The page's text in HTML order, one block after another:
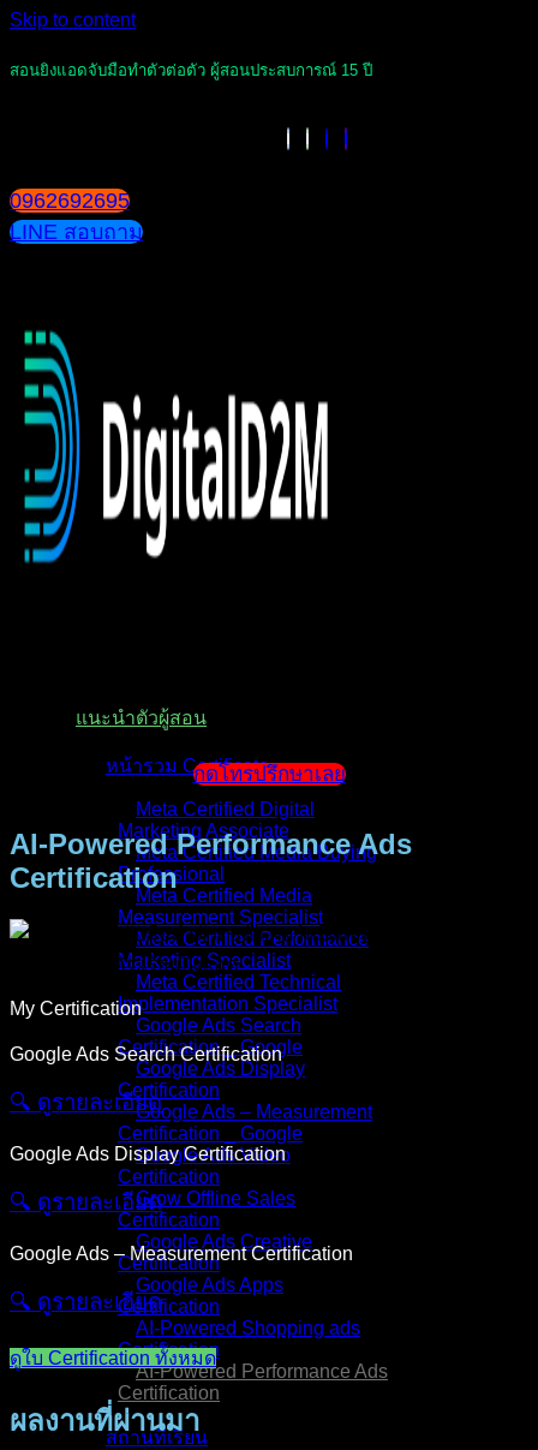
Skip to content
สอนยิงแอดจับมือทำตัวต่อตัว ผู้สอนประสบการณ์ 15 ปี
0962692695
LINE สอบถาม
แนะนำตัวผู้สอน
หน้ารวม Certificate
Meta Certified Digital
Marketing Associate
Meta Certified Media Buying
Professional
Meta Certified Media
Measurement Specialist
Meta Certified Performance
Marketing Specialist
Meta Certified Technical
Implementation Specialist
Google Ads Search
Certification _ Google
Google Ads Display
Certification
Google Ads – Measurement
Certification _ Google
Google Ads Video
Certification
Grow Offline Sales
Certification
Google Ads Creative
Certification
Google Ads Apps
Certification
AI-Powered Shopping ads
Certification
AI-Powered Performance Ads
Certification
สถานที่เรียน
กดโทรปรึกษาเลย
AI-Powered Performance Ads
Certification
My Certification
Google Ads Search Certification
🔍︎ ดูรายละเอียด
Google Ads Display Certification
🔍︎ ดูรายละเอียด
Google Ads – Measurement Certification
🔍︎ ดูรายละเอียด
ดูใบ Certification ทั้งหมด
ผลงานที่ผ่านมา